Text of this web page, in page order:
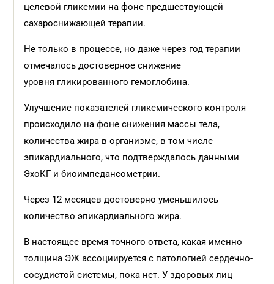
целевой гликемии на фоне предшествующей
сахароснижающей терапии.
Не только в процессе, но даже через год терапии
отмечалось достоверное снижение
уровня гликированного гемоглобина.
Улучшение показателей гликемического контроля
происходило на фоне снижения массы тела,
количества жира в организме, в том числе
эпикардиального, что подтверждалось данными
ЭхоКГ и биоимпедансометрии.
Через 12 месяцев достоверно уменьшилось
количество эпикардиального жира.
В настоящее время точного ответа, какая именно
толщина ЭЖ ассоциируется с патологией сердечно-
сосудистой системы, пока нет. У здоровых лиц